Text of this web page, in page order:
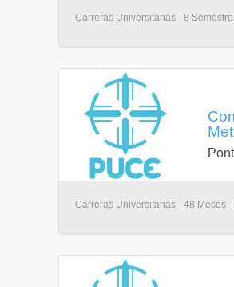
Carreras Universitarias - 8
Carreras Universitarias - 48 Meses